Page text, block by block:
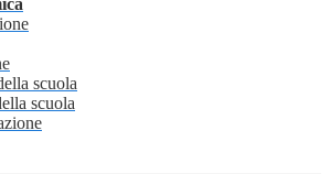
scuola
scuola